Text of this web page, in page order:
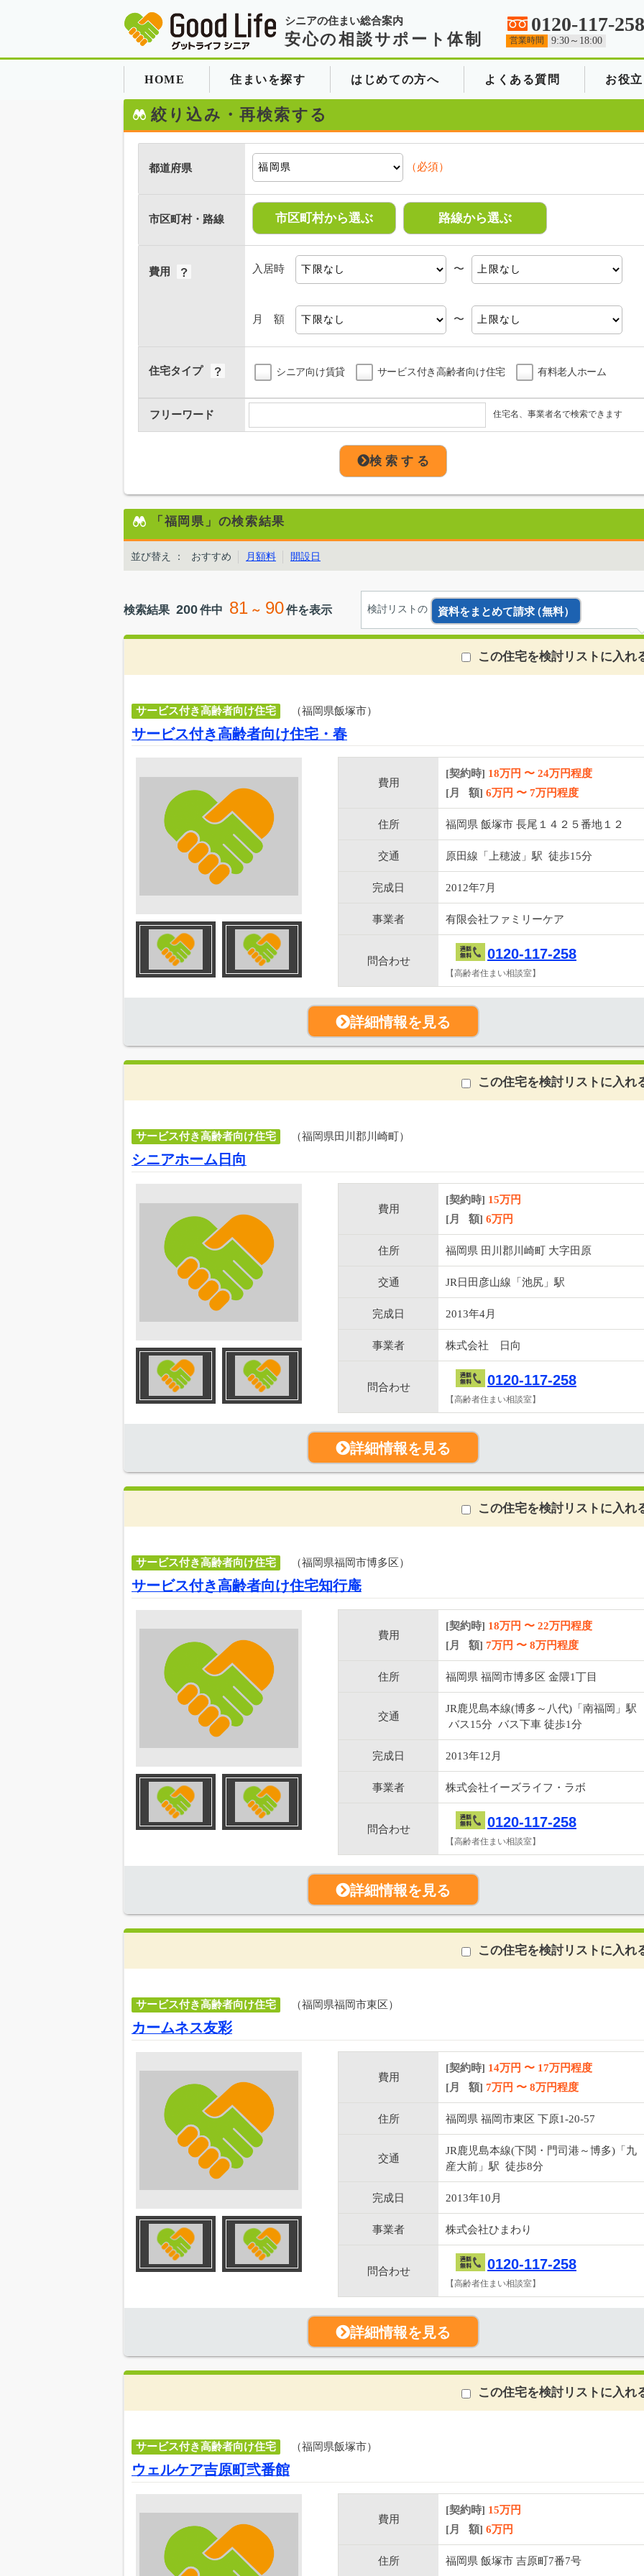
シニアの住まい総合案内
安心の相談サポート体制
0120-117-258
営業時間 9:30～18:00
HOME 住まいを探す はじめての方へ よくある質問 お役
絞り込み・再検索する
都道府県 （必須）
市区町村・路線 市区町村から選ぶ 路線から選ぶ
費用 入居時 〜
月 額 〜
住宅タイプ シニア向け賃貸 サービス付き高齢者向け住宅 有料老人ホーム
フリーワード 住宅名、事業者名で検索できます
検 索 す る
「福岡県」の検索結果
並び替え ： おすすめ 月額料 開設日
検索結果 200件中 81 ～ 90件を表示 検討リストの 資料をまとめて請求（無料）
この住宅を検討リストに入れ
サービス付き高齢者向け住宅 （福岡県飯塚市）
サービス付き高齢者向け住宅・春
費用
[契約時] 18万円 〜 24万円程度
[月 額] 6万円 〜 7万円程度
住所 福岡県 飯塚市 長尾１４２５番地１２
交通 原田線「上穂波」駅 徒歩15分
完成日 2012年7月
事業者 有限会社ファミリーケア
問合わせ 0120-117-258
【高齢者住まい相談室】
詳細情報を見る
この住宅を検討リストに入れ
サービス付き高齢者向け住宅 （福岡県田川郡川崎町）
シニアホーム日向
費用
[契約時] 15万円
[月 額] 6万円
住所 福岡県 田川郡川崎町 大字田原
交通 JR日田彦山線「池尻」駅
完成日 2013年4月
事業者 株式会社 日向
問合わせ 0120-117-258
【高齢者住まい相談室】
詳細情報を見る
この住宅を検討リストに入れ
サービス付き高齢者向け住宅 （福岡県福岡市博多区）
サービス付き高齢者向け住宅知行庵
費用
[契約時] 18万円 〜 22万円程度
[月 額] 7万円 〜 8万円程度
住所 福岡県 福岡市博多区 金隈1丁目
交通
JR鹿児島本線(博多～八代)「南福岡」駅
バス15分 バス下車 徒歩1分
完成日 2013年12月
事業者 株式会社イーズライフ・ラボ
問合わせ 0120-117-258
【高齢者住まい相談室】
詳細情報を見る
この住宅を検討リストに入れ
サービス付き高齢者向け住宅 （福岡県福岡市東区）
カームネス友彩
費用
[契約時] 14万円 〜 17万円程度
[月 額] 7万円 〜 8万円程度
住所 福岡県 福岡市東区 下原1-20-57
交通
JR鹿児島本線(下関・門司港～博多)「九
産大前」駅 徒歩8分
完成日 2013年10月
事業者 株式会社ひまわり
問合わせ 0120-117-258
【高齢者住まい相談室】
詳細情報を見る
この住宅を検討リストに入れ
サービス付き高齢者向け住宅 （福岡県飯塚市）
ウェルケア吉原町弐番館
費用
[契約時] 15万円
[月 額] 6万円
住所 福岡県 飯塚市 吉原町7番7号